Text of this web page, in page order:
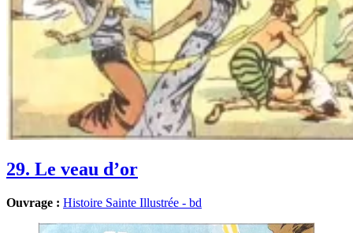
29. Le veau d’or
Ouvrage : Histoire Sainte Illustrée - bd